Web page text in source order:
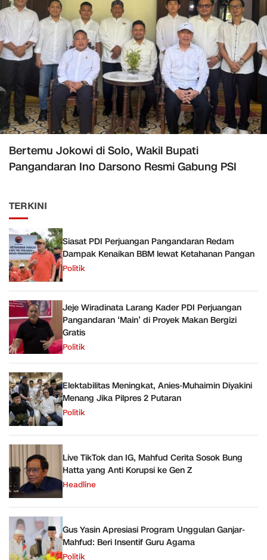
Bertemu Jokowi di Solo, Wakil Bupati
Pangandaran Ino Darsono Resmi Gabung PSI
TERKINI
Siasat PDI Perjuangan Pangandaran Redam
Dampak Kenaikan BBM lewat Ketahanan Pangan
Politik
Jeje Wiradinata Larang Kader PDI Perjuangan
Pangandaran ‘Main’ di Proyek Makan Bergizi
Gratis
Politik
Elektabilitas Meningkat, Anies-Muhaimin Diyakini
Menang Jika Pilpres 2 Putaran
Politik
Live TikTok dan IG, Mahfud Cerita Sosok Bung
Hatta yang Anti Korupsi ke Gen Z
Headline
Gus Yasin Apresiasi Program Unggulan Ganjar-
Mahfud: Beri Insentif Guru Agama
Politik